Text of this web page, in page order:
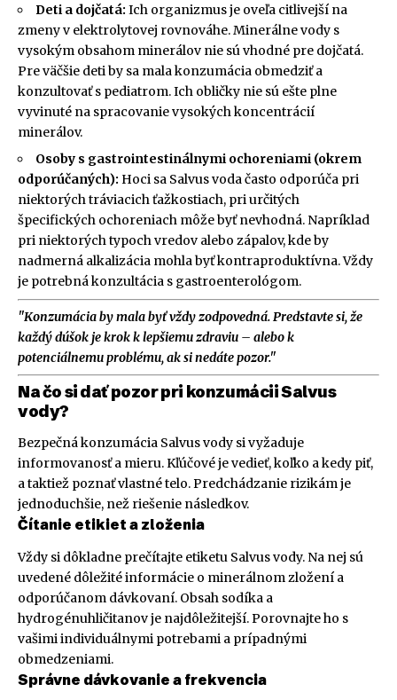
Deti a dojčatá: Ich organizmus je oveľa citlivejší na
zmeny v elektrolytovej rovnováhe. Minerálne vody s
vysokým obsahom minerálov nie sú vhodné pre dojčatá.
Pre väčšie deti by sa mala konzumácia obmedziť a
konzultovať s pediatrom. Ich obličky nie sú ešte plne
vyvinuté na spracovanie vysokých koncentrácií
minerálov.
Osoby s gastrointestinálnymi ochoreniami (okrem
odporúčaných): Hoci sa Salvus voda často odporúča pri
niektorých tráviacich ťažkostiach, pri určitých
špecifických ochoreniach môže byť nevhodná. Napríklad
pri niektorých typoch vredov alebo zápalov, kde by
nadmerná alkalizácia mohla byť kontraproduktívna. Vždy
je potrebná konzultácia s gastroenterológom.
"Konzumácia by mala byť vždy zodpovedná. Predstavte si, že
každý dúšok je krok k lepšiemu zdraviu – alebo k
potenciálnemu problému, ak si nedáte pozor."
Na čo si dať pozor pri konzumácii Salvus
vody?
Bezpečná konzumácia Salvus vody si vyžaduje
informovanosť a mieru. Kľúčové je vedieť, koľko a kedy piť,
a taktiež poznať vlastné telo. Predchádzanie rizikám je
jednoduchšie, než riešenie následkov.
Čítanie etikiet a zloženia
Vždy si dôkladne prečítajte etiketu Salvus vody. Na nej sú
uvedené dôležité informácie o minerálnom zložení a
odporúčanom dávkovaní. Obsah sodíka a
hydrogénuhličitanov je najdôležitejší. Porovnajte ho s
vašimi individuálnymi potrebami a prípadnými
obmedzeniami.
Správne dávkovanie a frekvencia